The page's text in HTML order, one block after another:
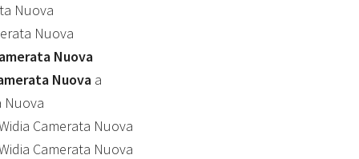
Nuova
Nuova
Nuova
Nuova a
Nuova
Camerata Nuova
Camerata Nuova